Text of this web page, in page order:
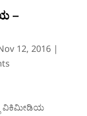
–
12, 2016|
ವಿಕಿಮೀಡಿಯ